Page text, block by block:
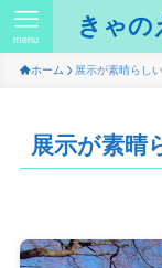
きゃの
menu
ホーム 展示が素晴らしい
展示が素晴